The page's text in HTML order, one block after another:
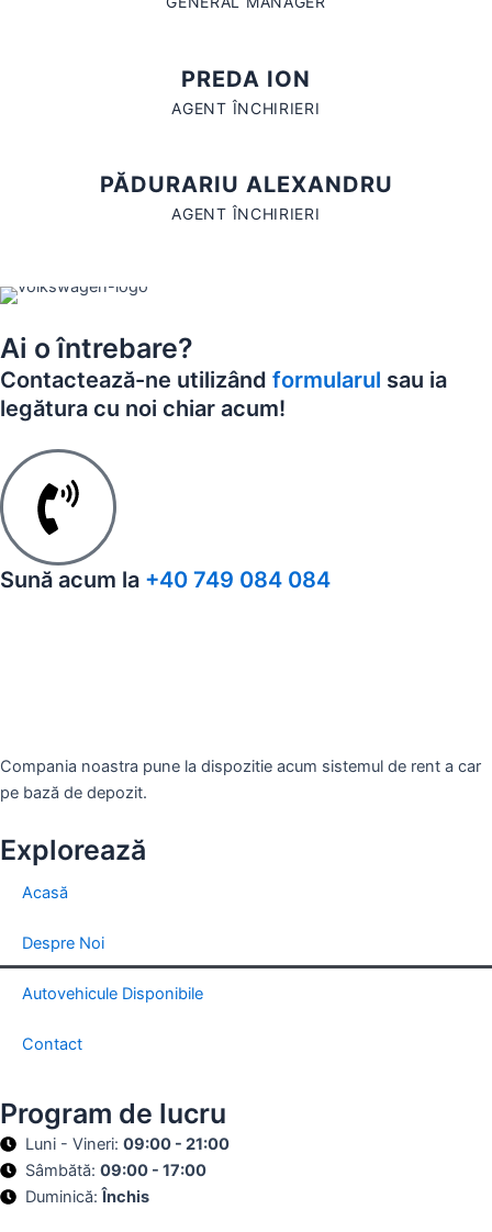
PREDA ION
AGENT ÎNCHIRIERI
PĂDURARIU ALEXANDRU
AGENT ÎNCHIRIERI
Ai o întrebare?
Contactează-ne utilizând formularul sau ia
legătura cu noi chiar acum!
Sună acum la +40 749 084 084
Compania noastra pune la dispozitie acum sistemul de rent a car
pe bază de depozit.
Explorează
Acasă
Despre Noi
Autovehicule Disponibile
Contact
Program de lucru
Luni - Vineri:09:00 - 21:00
Sâmbătă:09:00 - 17:00
Duminică:Închis